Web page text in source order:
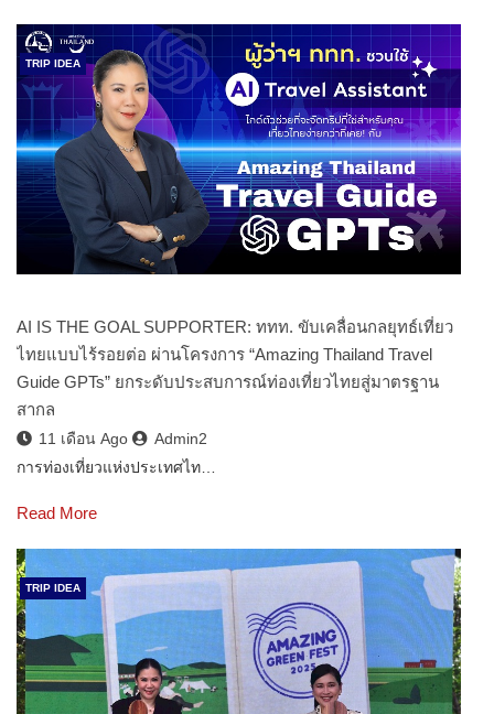
TRIP IDEA
AI IS THE GOAL SUPPORTER: ททท. ขับเคลื่อนกลยุทธ์เที่ยว
ไทยแบบไร้รอยต่อ ผ่านโครงการ “Amazing Thailand Travel
Guide GPTs” ยกระดับประสบการณ์ท่องเที่ยวไทยสู่มาตรฐาน
สากล
11 เดือน Ago
Admin2
การท่องเที่ยวแห่งประเทศไท…
Read More
TRIP IDEA